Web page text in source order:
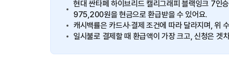
현대 싼타페 하이브리드 캘리그래피 블랙잉크 7인
975,200원을 현금으로 환급받을 수 있어요.
캐시백률은 카드사·결제 조건에 따라 달라지며, 위
일시불로 결제할 때 환급액이 가장 크고, 신청은 겟